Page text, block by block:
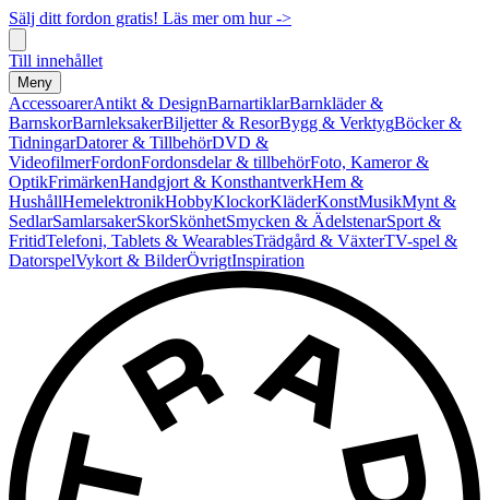
Sälj ditt fordon gratis! Läs mer om hur ->
Till innehållet
Meny
AccessoarerAntikt & DesignBarnartiklarBarnkläder &
BarnskorBarnleksakerBiljetter & ResorBygg & VerktygBöcker &
TidningarDatorer & TillbehörDVD &
VideofilmerFordonFordonsdelar & tillbehörFoto, Kameror &
OptikFrimärkenHandgjort & KonsthantverkHem &
HushållHemelektronikHobbyKlockorKläderKonstMusikMynt &
SedlarSamlarsakerSkorSkönhetSmycken & ÄdelstenarSport &
FritidTelefoni, Tablets & WearablesTrädgård & VäxterTV-spel &
DatorspelVykort & BilderÖvrigtInspiration